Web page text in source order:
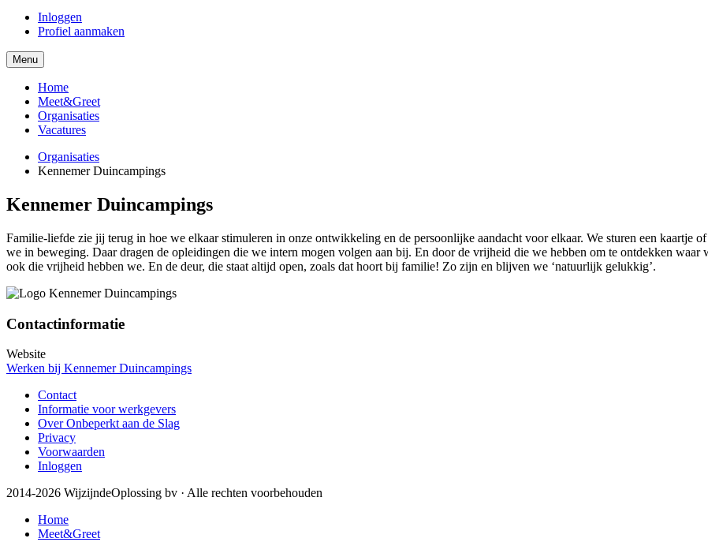
Inloggen
Profiel aanmaken
MenuMenu
collapsed
Home
Meet&Greet
Organisaties
Vacatures
Organisaties
Kennemer Duincampings
Kennemer Duincampings
Familie-liefde zie jij terug in hoe we elkaar stimuleren in onze ontwikkeling en de persoonlijke aandacht voor elkaar. We sturen een kaartje
we in beweging. Daar dragen de opleidingen die we intern mogen volgen aan bij. En door de vrijheid die we hebben om te ontdekken
ook die vrijheid hebben we. En de deur, die staat altijd open, zoals dat hoort bij familie! Zo zijn en blijven we ‘natuurlijk gelukkig’.
Contactinformatie
Website
Werken bij Kennemer Duincampings
Contact
Informatie voor werkgevers
Over Onbeperkt aan de Slag
Privacy
Voorwaarden
Inloggen
2014-2026 WijzijndeOplossing bv · Alle rechten voorbehouden
Home
Meet&Greet